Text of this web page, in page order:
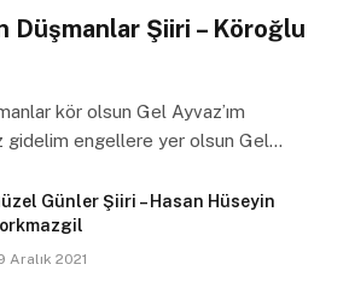
Düşmanlar Şiiri – Köroğlu
kör olsun Gel Ayvaz’ım
gidelim engellere yer olsun Gel…
Günler Şiiri – Hasan Hüseyin
Aralık 2021